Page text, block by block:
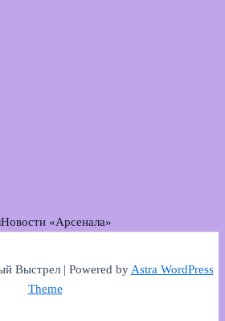
Новости «Арсенала»
Выстрел | Powered byAstra WordPress
Theme